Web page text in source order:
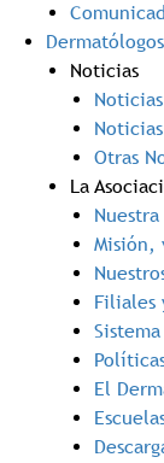
Dermatólogos
Noticias
Otras
La
Misión,
Filiales
El